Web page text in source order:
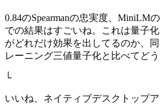
0.84のSpearmanの忠実度、MiniLM
での結果はすごいね。これは量子
がどれだけ効果を出してるのか、
レーニング三値量子化と比べてどう
└
いいね、ネイティブデスクトップ